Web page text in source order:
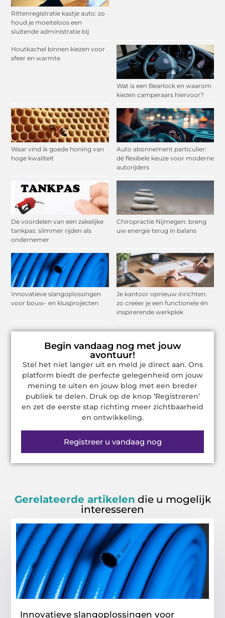
Rittenregistratie kastje auto: zo
houd je moeiteloos een
sluitende administratie bij
Houtkachel binnen kiezen voor
sfeer en warmte
Wat is een Bearlock en waarom
kiezen camperaars hiervoor?
Waar vind ik goede honing van
hoge kwaliteit
Auto abonnement particulier:
dé flexibele keuze voor moderne
autorijders
De voordelen van een zakelijke
tankpas: slimmer rijden als
ondernemer
Chiropractie Nijmegen: breng
uw energie terug in balans
Innovatieve slangoplossingen
voor bouw- en klusprojecten
Je kantoor opnieuw inrichten:
zo creëer je een functionele én
inspirerende werkplek
Begin vandaag nog met jouw
avontuur!
Stel het niet langer uit en meld je direct aan. Ons
platform biedt de perfecte gelegenheid om jouw
mening te uiten en jouw blog met een breder
publiek te delen. Druk op de knop ‘Registreren’
en zet de eerste stap richting meer zichtbaarheid
en ontwikkeling.
Registreer u vandaag nog
Gerelateerde artikelen die u mogelijk
interesseren
Innovatieve slangoplossingen voor